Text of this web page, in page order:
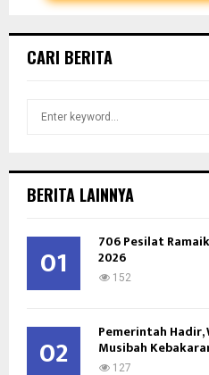
CARI BERITA
h
o
BERITA LAINNYA
01 706 Pesilat
2026
152
02 Pemerintah Hadir,
Musibah
127